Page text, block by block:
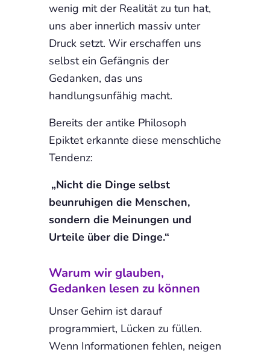
wenig mit der Realität zu tun hat,
uns aber innerlich massiv unter
Druck setzt. Wir erschaffen uns
selbst ein Gefängnis der
Gedanken, das uns
handlungsunfähig macht.
Bereits der antike Philosoph
Epiktet erkannte diese menschliche
Tendenz:
„Nicht die Dinge selbst
beunruhigen die Menschen,
sondern die Meinungen und
Urteile über die Dinge.“
Warum wir glauben,
Gedanken lesen zu können
Unser Gehirn ist darauf
programmiert, Lücken zu füllen.
Wenn Informationen fehlen, neigen